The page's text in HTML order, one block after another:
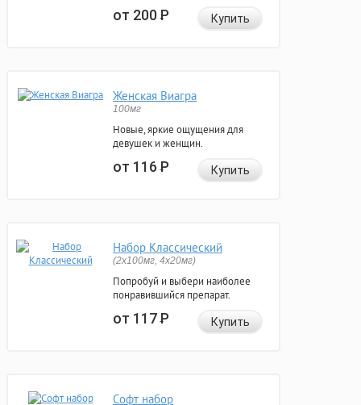
от 200Р Купить
Женская Виагра
100мг
Новые, яркие ощущения для
девушек и женщин.
от 116Р Купить
Набор Классический
(2x100мг, 4x20мг)
Попробуй и выбери наиболее
понравившийся препарат.
от 117Р Купить
Софт набор